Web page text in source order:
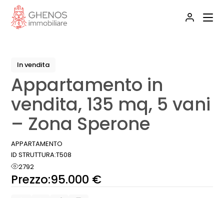
the
content
In vendita
Appartamento in
vendita, 135 mq, 5 vani
– Zona Sperone
APPARTAMENTO
ID STRUTTURA:T508
2792
Prezzo:95.000 €